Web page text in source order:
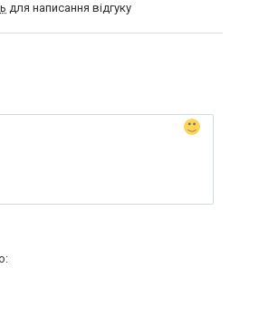
для написання відгуку